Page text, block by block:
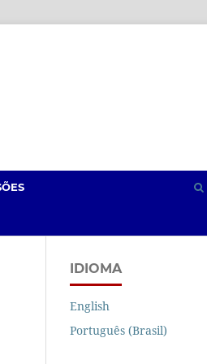
IDIOMA
English
Português (Brasil)